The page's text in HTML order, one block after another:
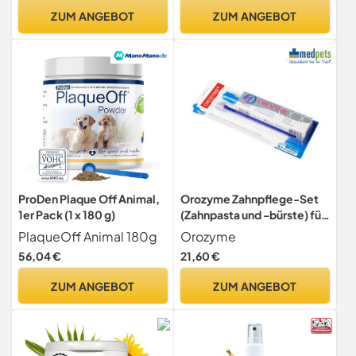
Zuckerzusatz
ZUM ANGEBOT
frischer Atem
ZUM ANGEBOT
ProDen Plaque Off Animal,
1er Pack (1 x 180 g)
PlaqueOff Animal 180g
56,04 €
ZUM ANGEBOT
Orozyme Zahnpflege-Set
(Zahnpasta und -bürste) für
Katze & Hund
Orozyme
21,60 €
ZUM ANGEBOT